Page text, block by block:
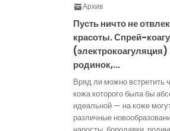
Архив
Пусть ничто не
красоты. Спрей-
родинок,…
Вряд ли можно встретить
кожа которого была бы
идеальной — на коже
различные